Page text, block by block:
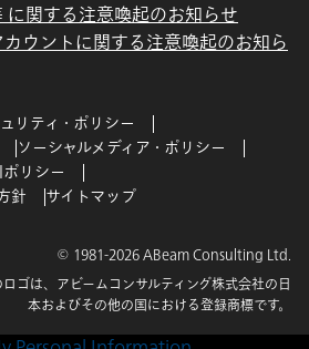
関する注意喚起のお知らせ
ウントに関する注意喚起のお知ら
リティ・ポリシー
ソーシャルメディア・ポリシー
リシー
針
サイトマップ
© 1981-2026 ABeam Consulting Ltd.
ゴは、アビームコンサルティング株式会社の日
本およびその他の国における登録商標です。